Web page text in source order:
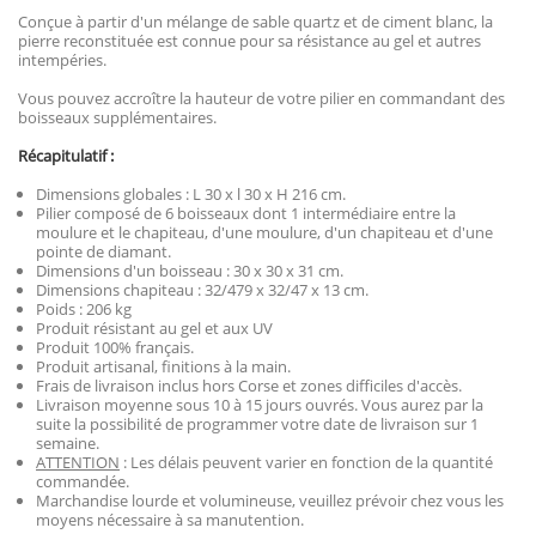
Conçue à partir d'un mélange de sable quartz et de ciment blanc, la
pierre reconstituée est connue pour sa résistance au gel et autres
intempéries.
Vous pouvez accroître la hauteur de votre pilier en commandant des
boisseaux supplémentaires.
Récapitulatif :
Dimensions globales : L 30 x l 30 x H 216 cm.
Pilier composé de 6 boisseaux dont 1 intermédiaire entre la
moulure et le chapiteau, d'une moulure, d'un chapiteau et d'une
pointe de diamant.
Dimensions d'un boisseau : 30 x 30 x 31 cm.
Dimensions chapiteau : 32/479 x 32/47 x 13 cm.
Poids : 206 kg
Produit résistant au gel et aux UV
Produit 100% français.
Produit artisanal, finitions à la main.
Frais de livraison inclus hors Corse et zones difficiles d'accès.
Livraison moyenne sous 10 à 15 jours ouvrés. Vous aurez par la
suite la possibilité de programmer votre date de livraison sur 1
semaine.
ATTENTION : Les délais peuvent varier en fonction de la quantité
commandée.
Marchandise lourde et volumineuse, veuillez prévoir chez vous les
moyens nécessaire à sa manutention.